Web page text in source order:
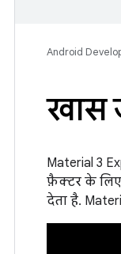
Android
खास
Material 3
फ़ैक्टर के लिए
देता है.